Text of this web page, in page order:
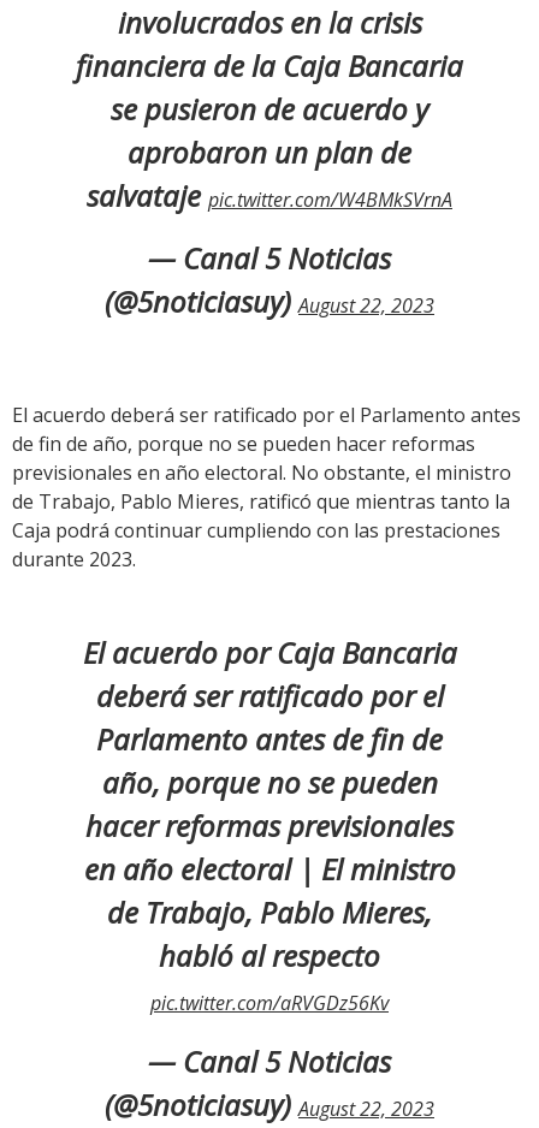
involucrados en la crisis
financiera de la Caja Bancaria
se pusieron de acuerdo y
aprobaron un plan de
salvataje pic.twitter.com/W4BMkSVrnA
— Canal 5 Noticias
(@5noticiasuy)August 22, 2023
El acuerdo deberá ser ratificado por el Parlamento antes
de fin de año, porque no se pueden hacer reformas
previsionales en año electoral. No obstante, el ministro
de Trabajo, Pablo Mieres, ratificó que mientras tanto la
Caja podrá continuar cumpliendo con las prestaciones
durante 2023.
El acuerdo por Caja Bancaria
deberá ser ratificado por el
Parlamento antes de fin de
año, porque no se pueden
hacer reformas previsionales
en año electoral | El ministro
de Trabajo, Pablo Mieres,
habló al respecto
pic.twitter.com/aRVGDz56Kv
— Canal 5 Noticias
(@5noticiasuy)August 22, 2023